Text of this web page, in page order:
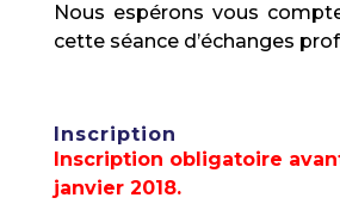
Nous espérons vous
cette séance d’échanges
Inscription
Inscription obligatoire
janvier 2018.